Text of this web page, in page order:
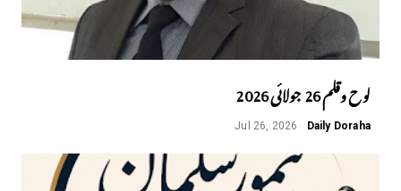
لوح وقلم 26 جولائی 2026
Daily Doraha
Jul 26, 2026